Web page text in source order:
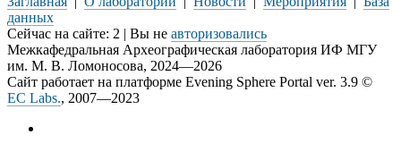
данных
Сейчас на сайте: 2 | Вы не авторизовались
Межкафедральная Археографическая лаборатория ИФ МГУ
им. М. В. Ломоносова, 2024—2026
Сайт работает на платформе Evening Sphere Portal ver. 3.9 ©
EC Labs., 2007—2023